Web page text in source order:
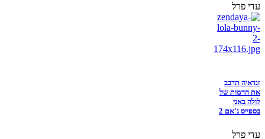
עדי פרל
זנדאיה תדבב
את הדמות של
לולה באני
בספייס ג'אם 2
עדי פרל